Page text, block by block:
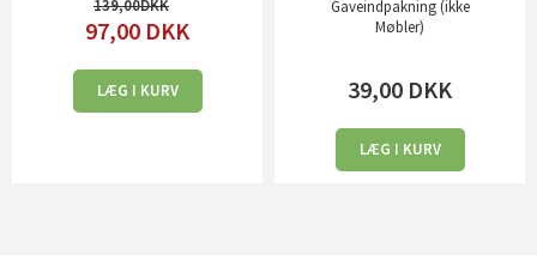
139,00
97,00 DKK
LÆG I KURV
Gaveindpakning (ikke
Møbler)
39,00 DKK
LÆG I KURV